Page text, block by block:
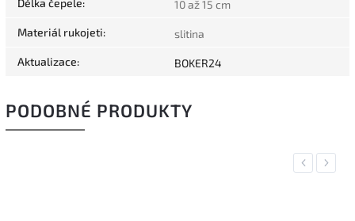
10 až 15 cm
Materiál rukojeti: slitina
Aktualizace: BOKER24
PODOBNÉ PRODUKTY
Previous
Next